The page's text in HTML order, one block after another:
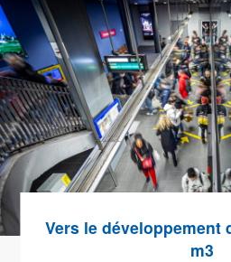
Vers le développement
m3